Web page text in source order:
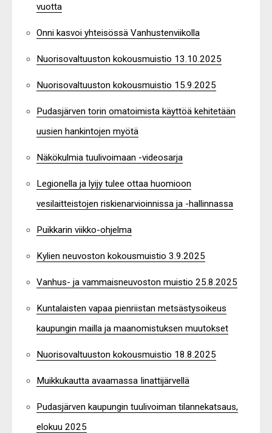
vuotta
Onni kasvoi yhteisössä Vanhustenviikolla
Nuorisovaltuuston kokousmuistio 13.10.2025
Nuorisovaltuuston kokousmuistio 15.9.2025
Pudasjärven torin omatoimista käyttöä kehitetään
uusien hankintojen myötä
Näkökulmia tuulivoimaan -videosarja
Legionella ja lyijy tulee ottaa huomioon
vesilaitteistojen riskienarvioinnissa ja -hallinnassa
Puikkarin viikko-ohjelma
Kylien neuvoston kokousmuistio 3.9.2025
Vanhus- ja vammaisneuvoston muistio 25.8.2025
Kuntalaisten vapaa pienriistan metsästysoikeus
kaupungin mailla ja maanomistuksen muutokset
Nuorisovaltuuston kokousmuistio 18.8.2025
Muikkukautta avaamassa Iinattijärvellä
Pudasjärven kaupungin tuulivoiman tilannekatsaus,
elokuu 2025